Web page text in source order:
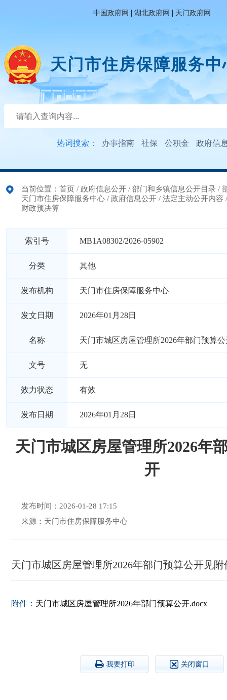
中国政府网 | 湖北政府网 | 天门政府网
天门市住房保障服务中
热词搜索： 办事指南 社保 公积金 政府信
当前位置： 首页 / 政府信息公开 / 部门和乡镇信息公开目录 /
天门市住房保障服务中心 / 政府信息公开 / 法定主动公开内容
财政预决算
索引号 MB1A08302/2026-05902
分类 其他
发布机构 天门市住房保障服务中心
发文日期 2026年01月28日
名称 天门市城区房屋管理所2026年部门预算
文号 无
效力状态 有效
发布日期 2026年01月28日
天门市城区房屋管理所2026年
开
发布时间：2026-01-28 17:15
来源：天门市住房保障服务中心
天门市城区房屋管理所2026年部门预算公开见附
附件： 天门市城区房屋管理所2026年部门预算公开.docx
我要打印 关闭窗口